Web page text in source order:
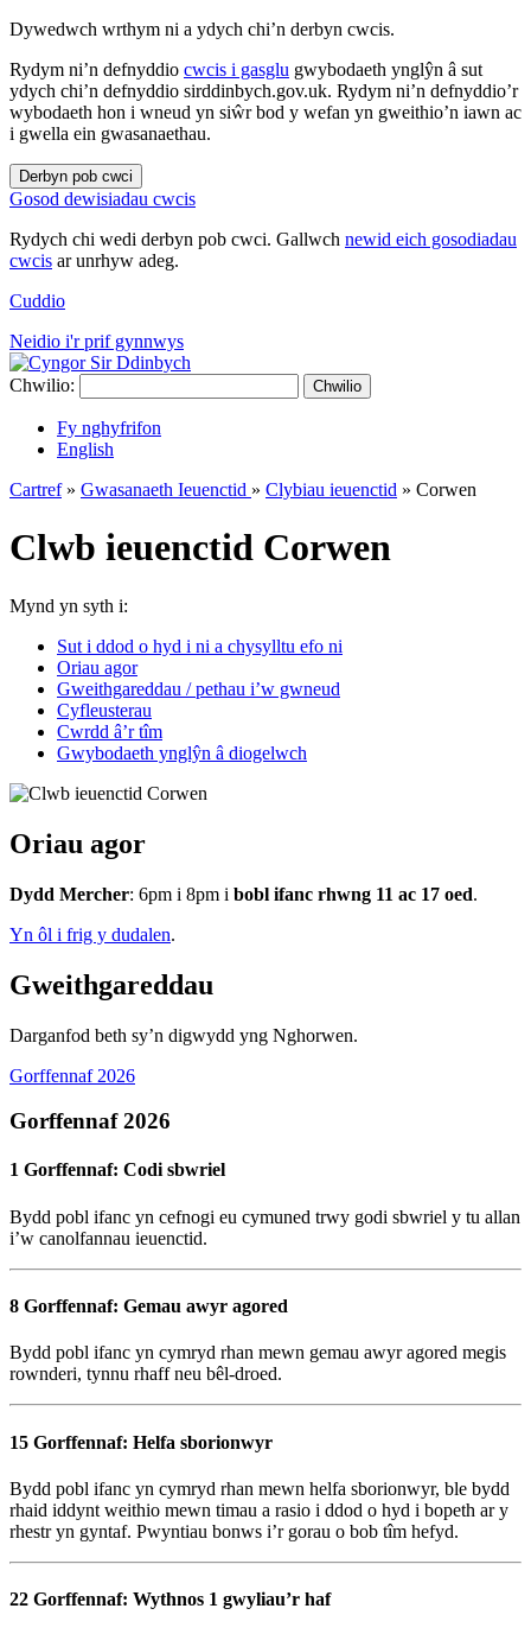
Dywedwch wrthym ni a ydych chi’n derbyn cwcis.
Rydym ni’n defnyddio cwcis i gasglu gwybodaeth ynglŷn â sut
ydych chi’n defnyddio sirddinbych.gov.uk. Rydym ni’n defnyddio’r
wybodaeth hon i wneud yn siŵr bod y wefan yn gweithio’n iawn ac
i gwella ein gwasanaethau.
Derbyn pob cwci
Gosod dewisiadau cwcis
Rydych chi wedi derbyn pob cwci. Gallwch newid eich gosodiadau
cwcis ar unrhyw adeg.
Cuddio
Neidio i'r prif gynnwys
Chwilio: Chwilio
Fy nghyfrifon
English
Cartref» Gwasanaeth Ieuenctid » Clybiau ieuenctid » Corwen
Clwb ieuenctid Corwen
Mynd yn syth i:
Sut i ddod o hyd i ni a chysylltu efo ni
Oriau agor
Gweithgareddau / pethau i’w gwneud
Cyfleusterau
Cwrdd â’r tîm
Gwybodaeth ynglŷn â diogelwch
Oriau agor
Dydd Mercher: 6pm i 8pm i bobl ifanc rhwng 11 ac 17 oed.
Yn ôl i frig y dudalen.
Gweithgareddau
Darganfod beth sy’n digwydd yng Nghorwen.
Gorffennaf 2026
Gorffennaf 2026
1 Gorffennaf: Codi sbwriel
Bydd pobl ifanc yn cefnogi eu cymuned trwy godi sbwriel y tu allan
i’w canolfannau ieuenctid.
8 Gorffennaf: Gemau awyr agored
Bydd pobl ifanc yn cymryd rhan mewn gemau awyr agored megis
rownderi, tynnu rhaff neu bêl-droed.
15 Gorffennaf: Helfa sborionwyr
Bydd pobl ifanc yn cymryd rhan mewn helfa sborionwyr, ble bydd
rhaid iddynt weithio mewn timau a rasio i ddod o hyd i bopeth ar y
rhestr yn gyntaf. Pwyntiau bonws i’r gorau o bob tîm hefyd.
22 Gorffennaf: Wythnos 1 gwyliau’r haf